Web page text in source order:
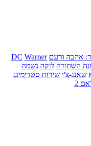
אהבה ורעם DC Warner
השחורה לוקה נשמה
שאנג-צ'י שירות סטרימינג
2